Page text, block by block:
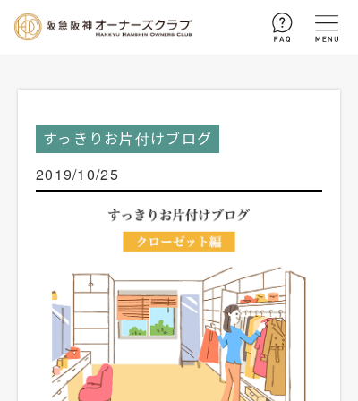
ログイン
新規入会
トップページ
暮らしのサポート
お客さまセンターによる 住まいるアドバイス
収納メソッド
住まいの相談
とっておき 魅惑の手みやげ
街の話題
ご優待
会員様ご優待
イベント・プレゼント
すっきりお片付けブログ
2019/10/25